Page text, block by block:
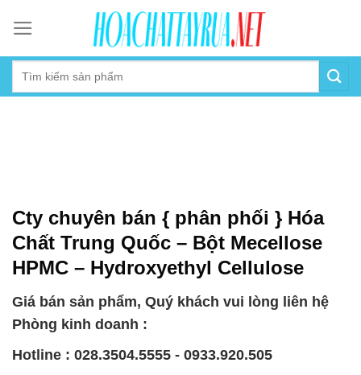
content
Cty chuyên bán { phân phối } Hóa
Chất Trung Quốc – Bột Mecellose
HPMC – Hydroxyethyl Cellulose
Giá bán sản phẩm, Quý khách vui lòng liên hệ
Phòng kinh doanh :
Hotline : 028.3504.5555 - 0933.920.505